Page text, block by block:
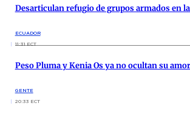
Desarticulan refugio de grupos armados en
ECUADOR
11:31 ECT
Peso Pluma y Kenia Os ya no ocultan su
GENTE
20:33 ECT